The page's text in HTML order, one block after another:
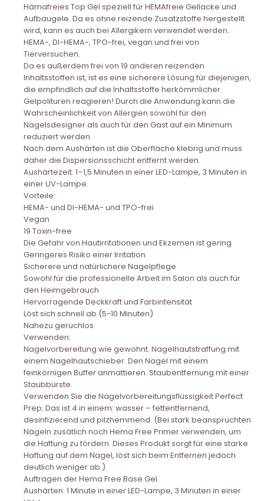
Hämafreies Top Gel speziell für HEMAfreie Gellacke und
Aufbaugele. Da es ohne reizende Zusatzstoffe hergestellt
wird, kann es auch bei Allergikern verwendet werden.
HEMA-, DI-HEMA-, TPO-frei, vegan und frei von
Tierversuchen.
Da es außerdem frei von 19 anderen reizenden
Inhaltsstoffen ist, ist es eine sicherere Lösung für diejenigen,
die empfindlich auf die Inhaltsstoffe herkömmlicher
Gelpolituren reagieren! Durch die Anwendung kann die
Wahrscheinlichkeit von Allergien sowohl für den
Nagelsdesigner als auch für den Gast auf ein Minimum
reduziert werden.
Nach dem Aushärten ist die Oberfläche klebrig und muss
daher die Dispersionsschicht entfernt werden.
Aushärtezeit: 1–1,5 Minuten in einer LED-Lampe, 3 Minuten in
einer UV-Lampe.
Vorteile:
HEMA- und DI-HEMA- und TPO-frei
Vegan
19 Toxin-free
Die Gefahr von Hautirritationen und Ekzemen ist gering
Geringeres Risiko einer Irritation
Sicherere und natürlichere Nagelpflege
Sowohl für die professionelle Arbeit im Salon als auch für
den Heimgebrauch
Hervorragende Deckkraft und Farbintensität
Löst sich schnell ab (5-10 Minuten)
Nahezu geruchlos
Verwenden:
Nagelvorbereitung wie gewohnt. Nagelhautstraffung mit
einem Nagelhautschieber. Den Nagel mit einem
feinkörnigen Buffer anmattieren. Staubentfernung mit einer
Staubbürste.
Verwenden Sie die Nagelvorbereitungsflüssigkeit Perfect
Prep. Das ist 4 in einem: wasser – fettentfernend,
desinfizierend und pilzhemmend. (Bei stark beanspruchten
Nägeln zusätlich noch Hema Free Primer verwenden, um
die Haftung zu fördern. Dieses Produkt sorgt für eine starke
Haftung auf dem Nagel, löst sich beim Entfernen jedoch
deutlich weniger ab.)
Auftragen der Hema Free Base Gel.
Aushärten: 1 Minute in einer LED-Lampe, 3 Minuten in einer